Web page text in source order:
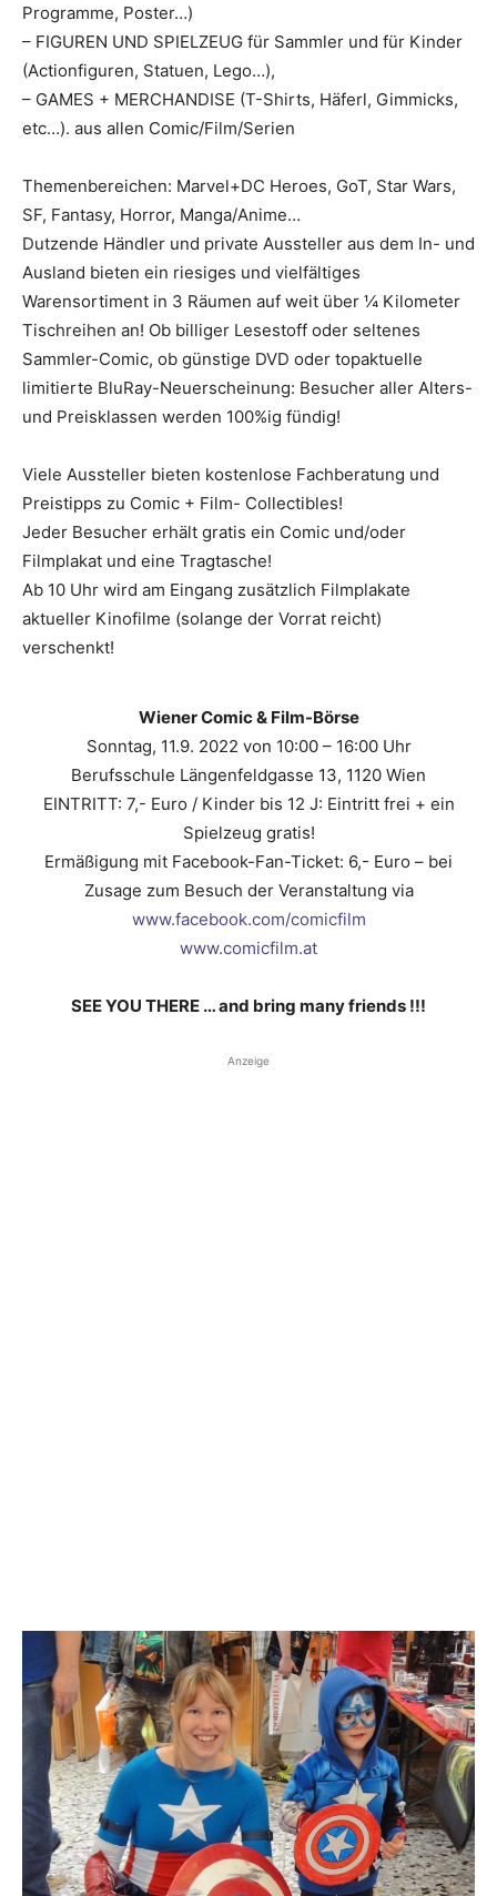
Programme, Poster…)
– FIGUREN UND SPIELZEUG für Sammler und für Kinder
(Actionfiguren, Statuen, Lego…),
– GAMES + MERCHANDISE (T-Shirts, Häferl, Gimmicks,
etc…). aus allen Comic/Film/Serien
Themenbereichen: Marvel+DC Heroes, GoT, Star Wars,
SF, Fantasy, Horror, Manga/Anime…
Dutzende Händler und private Aussteller aus dem In- und
Ausland bieten ein riesiges und vielfältiges
Warensortiment in 3 Räumen auf weit über ¼ Kilometer
Tischreihen an! Ob billiger Lesestoff oder seltenes
Sammler-Comic, ob günstige DVD oder topaktuelle
limitierte BluRay-Neuerscheinung: Besucher aller Alters-
und Preisklassen werden 100%ig fündig!
Viele Aussteller bieten kostenlose Fachberatung und
Preistipps zu Comic + Film- Collectibles!
Jeder Besucher erhält gratis ein Comic und/oder
Filmplakat und eine Tragtasche!
Ab 10 Uhr wird am Eingang zusätzlich Filmplakate
aktueller Kinofilme (solange der Vorrat reicht)
verschenkt!
Wiener Comic & Film-Börse
Sonntag, 11.9. 2022 von 10:00 – 16:00 Uhr
Berufsschule Längenfeldgasse 13, 1120 Wien
EINTRITT: 7,- Euro / Kinder bis 12 J: Eintritt frei + ein
Spielzeug gratis!
Ermäßigung mit Facebook-Fan-Ticket: 6,- Euro – bei
Zusage zum Besuch der Veranstaltung via
www.facebook.com/comicfilm
www.comicfilm.at
SEE YOU THERE … and bring many friends !!!
Anzeige